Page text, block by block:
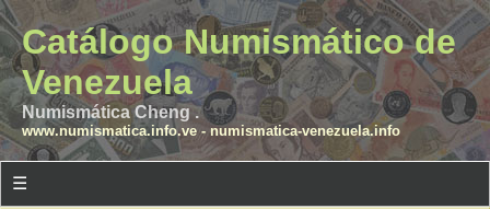
Catálogo Numismático de
Venezuela
Numismática Cheng .
www.numismatica.info.ve- numismatica-venezuela.info
☰